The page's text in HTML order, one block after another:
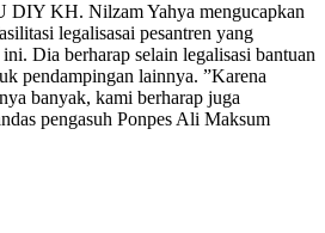
DIY KH. Nilzam Yahya mengucapkan
legalisasai pesantren yang
Dia berharap selain legalisasi bantuan
pendampingan lainnya. ”Karena
banyak, kami berharap juga
pengasuh Ponpes Ali Maksum